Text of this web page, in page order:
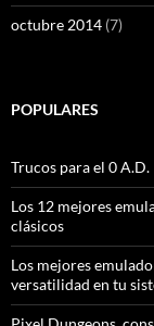
octubre 2014 (7)
POPULARES
Trucos para el 0 A.D.
Los 12 mejores
clásicos
Los mejores
versatilidad en tu